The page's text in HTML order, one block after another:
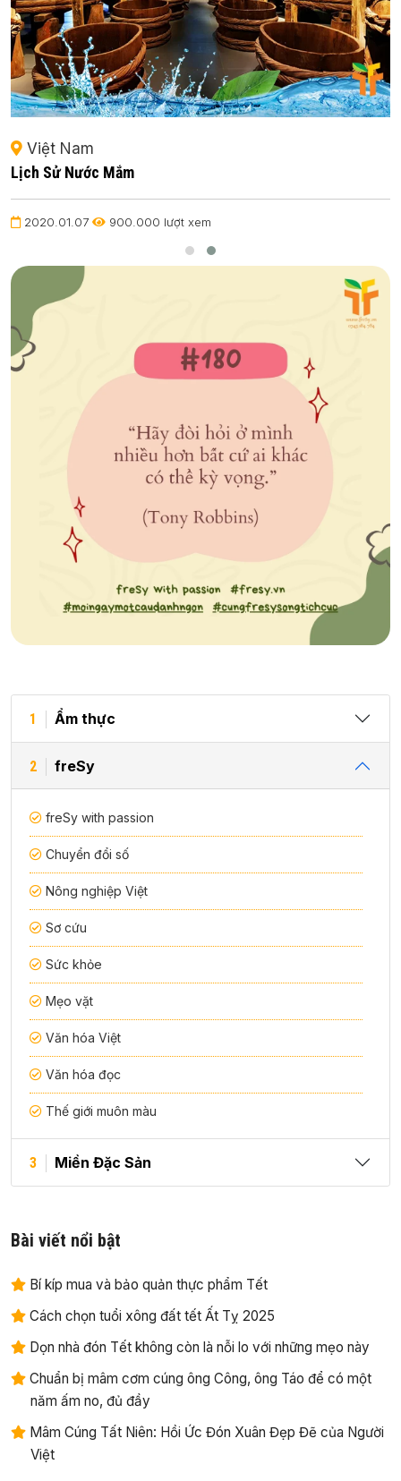
Việt Nam
Lịch Sử Nước Mắm
2020.01.07 900.000 lượt xem
1 Ẩm thực
2 freSy
freSy with passion
Chuyển đổi số
Nông nghiệp Việt
Sơ cứu
Sức khỏe
Mẹo vặt
Văn hóa Việt
Văn hóa đọc
Thế giới muôn màu
3 Miền Đặc Sản
Bài viết nổi bật
Bí kíp mua và bảo quản thực phẩm Tết
Cách chọn tuổi xông đất tết Ất Tỵ 2025
Dọn nhà đón Tết không còn là nỗi lo với những mẹo này
Chuẩn bị mâm cơm cúng ông Công, ông Táo để có một
năm ấm no, đủ đầy
Mâm Cúng Tất Niên: Hồi Ức Đón Xuân Đẹp Đẽ của Người
Việt